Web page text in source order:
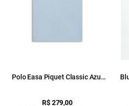
Polo Easa Piquet Classic Azul
R$ 279,00